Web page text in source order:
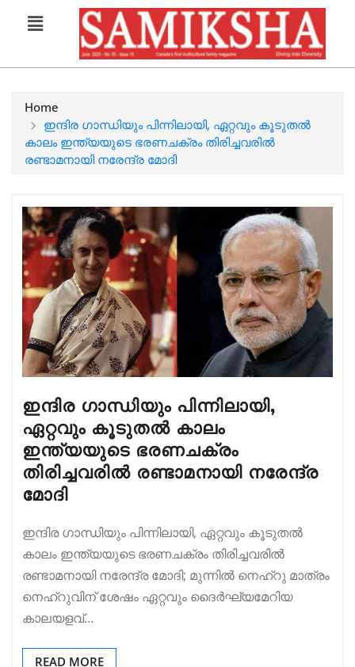
Home
ഇന്ദിര ഗാന്ധിയും പിന്നിലായി, ഏറ്റവും കൂടുതൽ
കാലം ഇന്ത്യയുടെ ഭരണചക്രം തിരിച്ചവരിൽ
രണ്ടാമനായി നരേന്ദ്ര മോദി
ഇന്ദിര ഗാന്ധിയും പിന്നിലായി,
ഏറ്റവും കൂടുതൽ കാലം
ഇന്ത്യയുടെ ഭരണചക്രം
തിരിച്ചവരിൽ രണ്ടാമനായി നരേന്ദ്ര
മോദി
ഇന്ദിര ഗാന്ധിയും പിന്നിലായി, ഏറ്റവും കൂടുതൽ
കാലം ഇന്ത്യയുടെ ഭരണചക്രം തിരിച്ചവരിൽ
രണ്ടാമനായി നരേന്ദ്ര മോദി; മുന്നിൽ നെഹ്റു മാത്രം
നെഹ്‌റുവിന് ശേഷം ഏറ്റവും ദൈർഘ്യമേറിയ
കാലയളവ്…
READ MORE